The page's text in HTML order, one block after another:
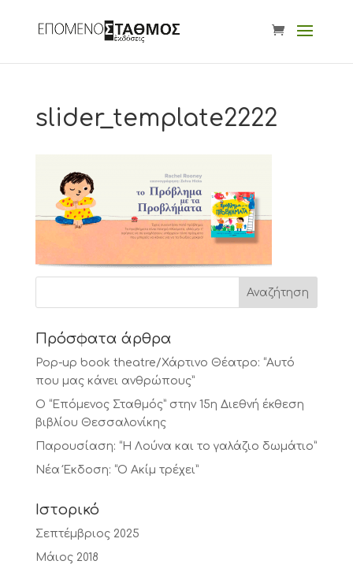
slider_template2222
Πρόσφατα άρθρα
Pop-up book theatre/Χάρτινο Θέατρο: “Αυτό
που μας κάνει ανθρώπους”
Ο “Επόμενος Σταθμός” στην 15η Διεθνή έκθεση
βιβλίου Θεσσαλονίκης
Παρουσίαση: “Η Λούνα και το γαλάζιο δωμάτιο”
Νέα Έκδοση: “Ο Ακίμ τρέχει”
Ιστορικό
Σεπτέμβριος 2025
Μάιος 2018